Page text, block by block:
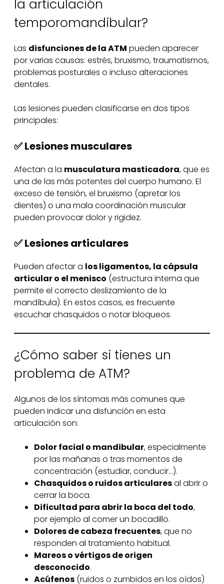
la articulación
temporomandibular?
Las disfunciones de la ATM pueden aparecer
por varias causas: estrés, bruxismo, traumatismos,
problemas posturales o incluso alteraciones
dentales.
Las lesiones pueden clasificarse en dos tipos
principales:
✅ Lesiones musculares
Afectan a la musculatura masticadora, que es
una de las más potentes del cuerpo humano. El
exceso de tensión, el bruxismo (apretar los
dientes) o una mala coordinación muscular
pueden provocar dolor y rigidez.
✅ Lesiones articulares
Pueden afectar a los ligamentos, la cápsula
articular o el menisco (estructura interna que
permite el correcto deslizamiento de la
mandíbula). En estos casos, es frecuente
escuchar chasquidos o notar bloqueos.
¿Cómo saber si tienes un
problema de ATM?
Algunos de los síntomas más comunes que
pueden indicar una disfunción en esta
articulación son:
Dolor facial o mandibular, especialmente
por las mañanas o tras momentos de
concentración (estudiar, conducir…).
Chasquidos o ruidos articularesal abrir o
cerrar la boca.
Dificultad para abrir la boca del todo,
por ejemplo al comer un bocadillo.
Dolores de cabeza frecuentes, que no
responden al tratamiento habitual.
Mareos o vértigos de origen
desconocido.
Acúfenos (ruidos o zumbidos en los oídos)